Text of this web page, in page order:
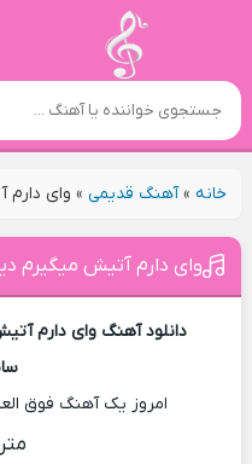
خانه»آهنگ قدیمی» وای
وای دارم آتیش میگیرم
دانلود آهنگ وای دارم
امروز یک آهنگ فوق